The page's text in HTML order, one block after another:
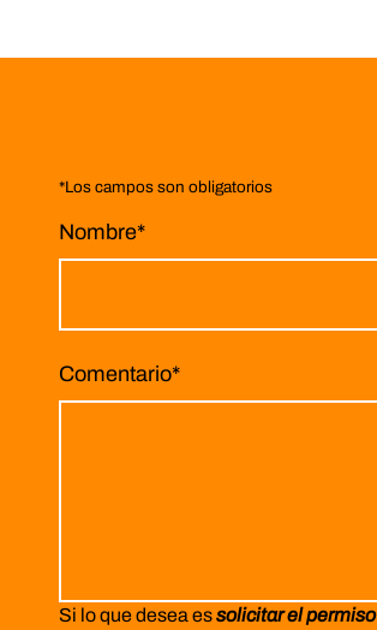
*Los campos son obligatorios
Nombre*
Comentario*
Si lo que desea essolicitar el